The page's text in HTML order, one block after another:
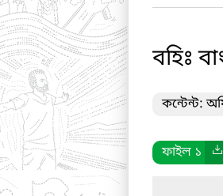
বহিঃ
কন্টেন্ট:
ফাইল ১